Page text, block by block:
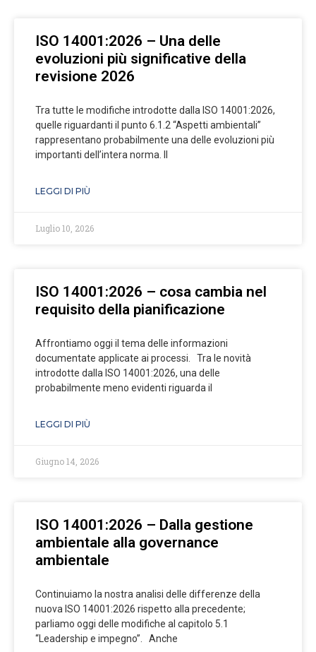
ISO 14001:2026 – Una delle
evoluzioni più significative della
revisione 2026
Tra tutte le modifiche introdotte dalla ISO 14001:2026,
quelle riguardanti il punto 6.1.2 “Aspetti ambientali”
rappresentano probabilmente una delle evoluzioni più
importanti dell’intera norma. Il
LEGGI DI PIÙ
Luglio 10, 2026
ISO 14001:2026 – cosa cambia nel
requisito della pianificazione
Affrontiamo oggi il tema delle informazioni
documentate applicate ai processi. Tra le novità
introdotte dalla ISO 14001:2026, una delle
probabilmente meno evidenti riguarda il
LEGGI DI PIÙ
Giugno 14, 2026
ISO 14001:2026 – Dalla gestione
ambientale alla governance
ambientale
Continuiamo la nostra analisi delle differenze della
nuova ISO 14001:2026 rispetto alla precedente;
parliamo oggi delle modifiche al capitolo 5.1
“Leadership e impegno”. Anche